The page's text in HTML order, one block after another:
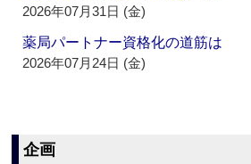
2026年07月31日 (金)
薬局パートナー資格化の道筋は
2026年07月24日 (金)
企画